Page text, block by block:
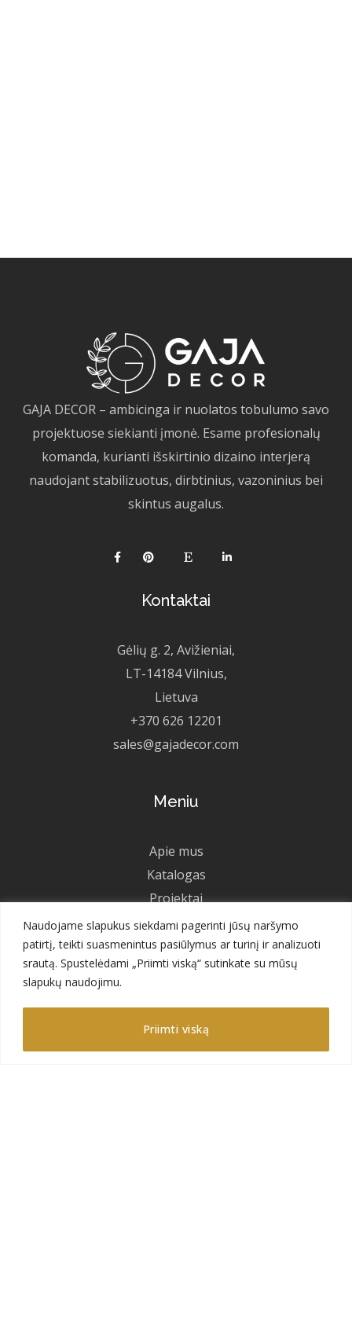
Naudojame slapukus siekdami pagerinti jūsų naršymo
patirtį, teikti suasmenintus pasiūlymus ar turinį ir analizuoti
srautą. Spustelėdami „Priimti viską“ sutinkate su mūsų
slapukų naudojimu.
Priimti viską
GAJA DECOR – ambicinga ir nuolatos tobulumo savo
projektuose siekianti įmonė. Esame profesionalų
komanda, kurianti išskirtinio dizaino interjerą
naudojant stabilizuotus, dirbtinius, vazoninius bei
skintus augalus.
Kontaktai
Gėlių g. 2, Avižieniai,
LT-14184 Vilnius,
Lietuva
+370 626 12201
sales@gajadecor.com
Meniu
Apie mus
Katalogas
Projektai
Ateities projektai
Galerija
Kontaktai
Galerija